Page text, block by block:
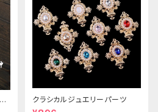
クラシカルジュエリーパーツ